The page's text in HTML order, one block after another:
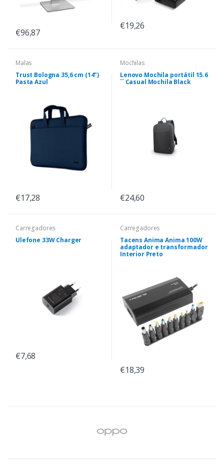
€96,87
€19,26
Malas
Trust Bologna 35,6 cm (14")
Pasta Azul
€17,28
Mochilas
Lenovo Mochila portátil 15.6
´´ Casual Mochila Black
€24,60
Carregadores
Ulefone 33W Charger
€7,68
Carregadores
Tacens Anima Anima 100W
adaptador e transformador
Interior Preto
€18,39